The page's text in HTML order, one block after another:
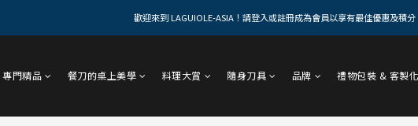
歡迎來到 LAGUIOLE-ASIA！請登入或註冊成為會員以享有最佳優惠及積分
專門精品 餐刀的桌上美學 料理大賞 隨身刀具 品牌 禮物包裝 & 客製